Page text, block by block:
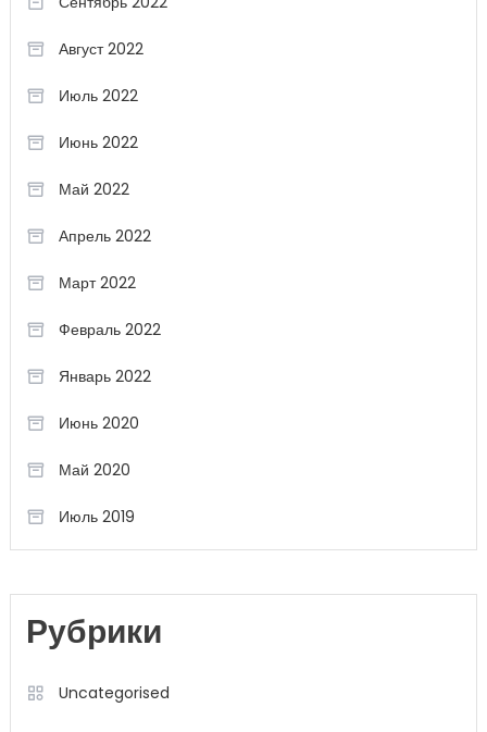
Август 2022
Июль 2022
Июнь 2022
Май 2022
Апрель 2022
Март 2022
Февраль 2022
Январь 2022
Июнь 2020
Май 2020
Июль 2019
Рубрики
Uncategorised